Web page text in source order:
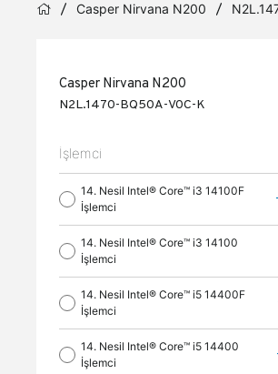
Casper Nirvana N200
Casper Nirvana N200
N2L.1470-BQ50A-V0C-K
İşlemci
14. Nesil Intel® Core™ i3 14100F
İşlemci
14. Nesil Intel® Core™ i3 14100
İşlemci
14. Nesil Intel® Core™ i5 14400F
İşlemci
14. Nesil Intel® Core™ i5 14400
İşlemci